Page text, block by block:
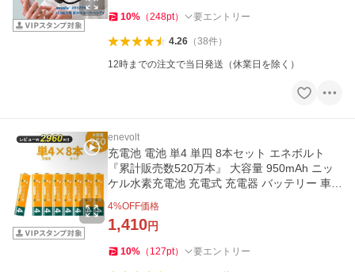
10% （248pt） 要エントリー
4.26（38件）
12時までの注文で当日発送（休業日を除く）
enevolt
充電池 電池 単4 単四 8本セット エネボルト
『累計販売数520万本』 大容量 950mAh ニッ
ケル水素充電池 充電式 充電器 バッテリー 車中
4%OFF価格
1,410円
10% （ 127pt） 要エントリー